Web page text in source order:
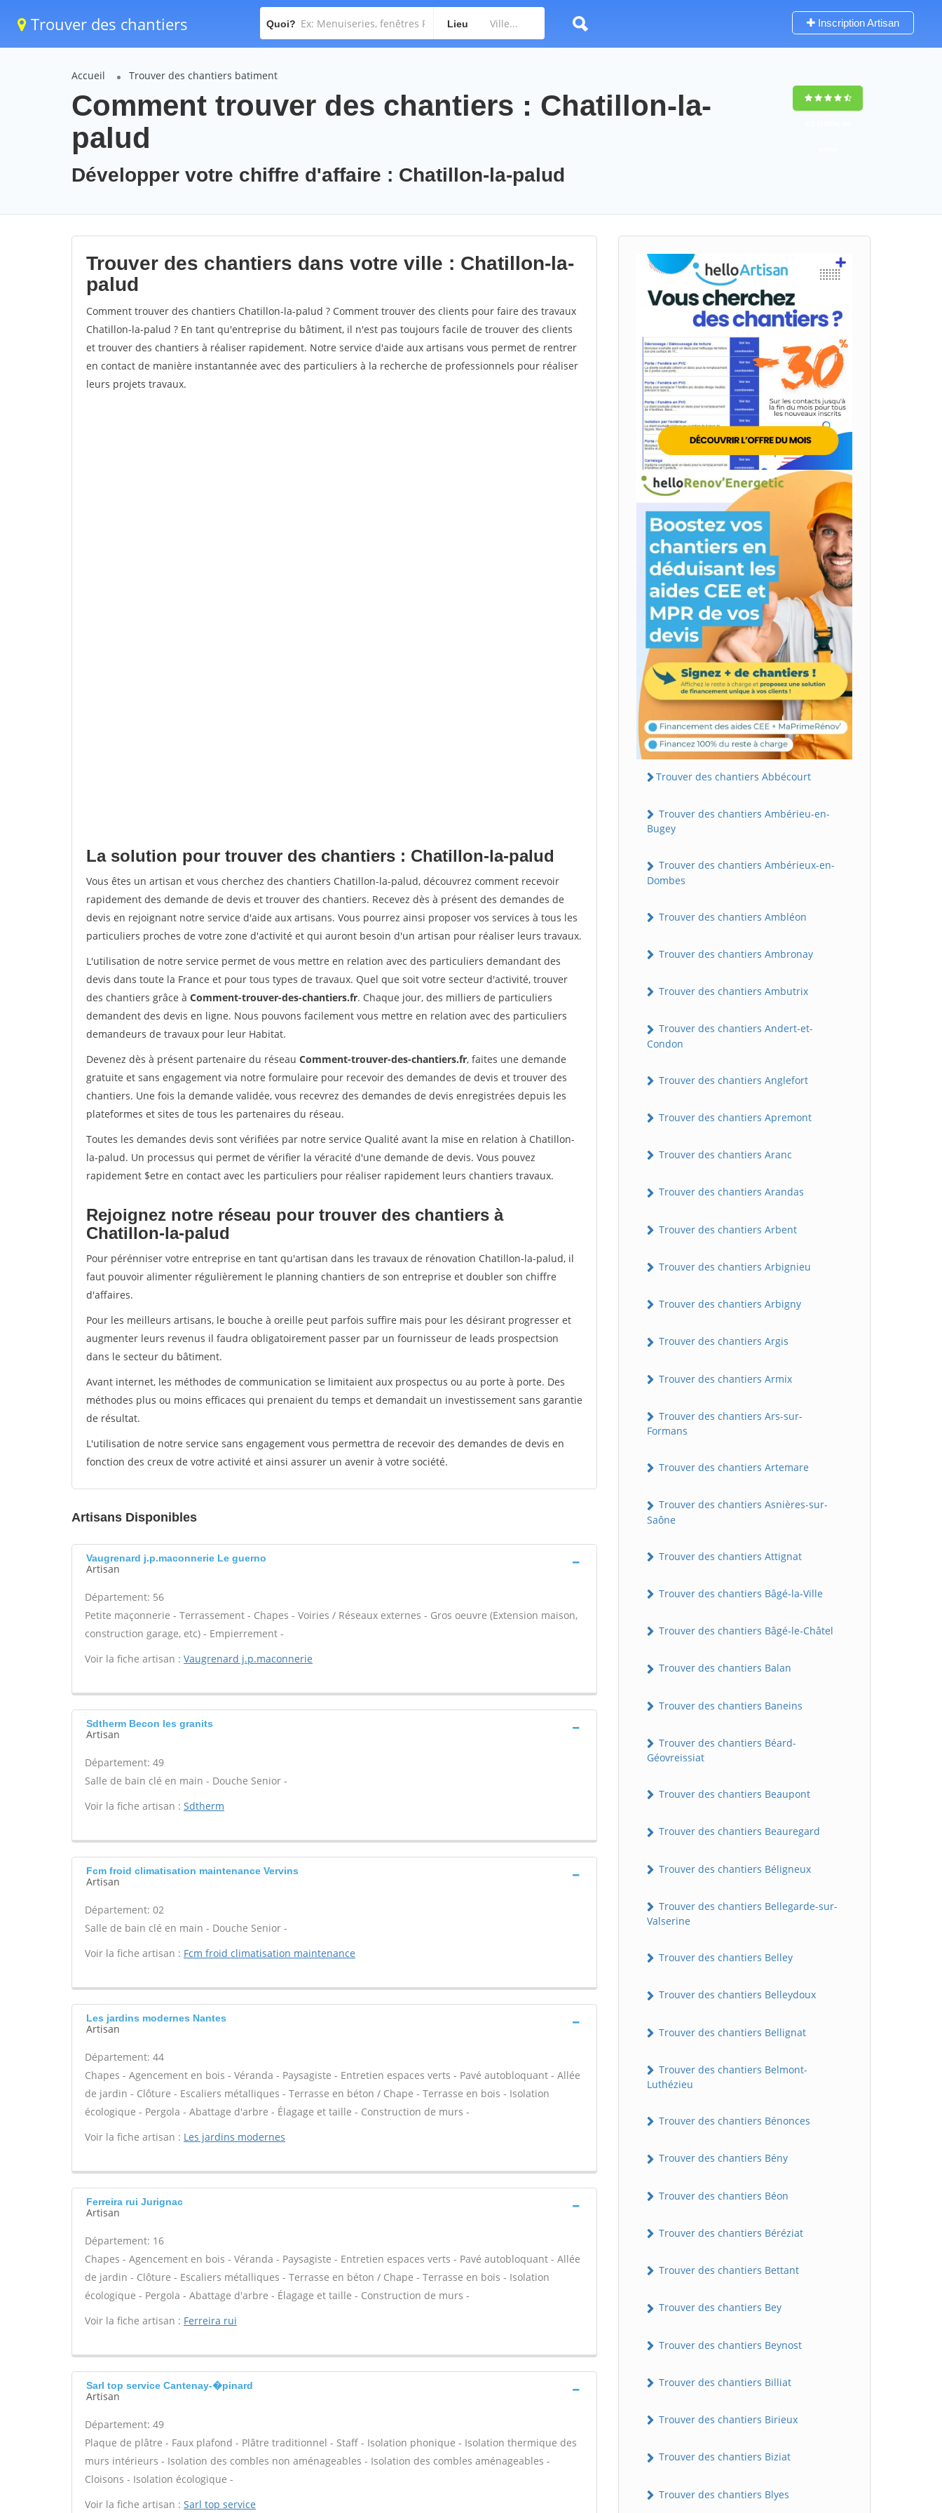
Trouver des chantiers Quoi? Lieu Inscription Artisan
Accueil Trouver des chantiers batiment
Comment trouver des chantiers : Chatillon-la-
palud
Développer votre chiffre d'affaire : Chatillon-la-palud
Trouver des chantiers dans votre ville : Chatillon-la-
palud
Comment trouver des chantiers Chatillon-la-palud ? Comment trouver des clients pour faire des travaux
Chatillon-la-palud ? En tant qu'entreprise du bâtiment, il n'est pas toujours facile de trouver des clients
et trouver des chantiers à réaliser rapidement. Notre service d'aide aux artisans vous permet de rentrer
en contact de manière instantannée avec des particuliers à la recherche de professionnels pour réaliser
leurs projets travaux.
La solution pour trouver des chantiers : Chatillon-la-palud
Vous êtes un artisan et vous cherchez des chantiers Chatillon-la-palud, découvrez comment recevoir
rapidement des demande de devis et trouver des chantiers. Recevez dès à présent des demandes de
devis en rejoignant notre service d'aide aux artisans. Vous pourrez ainsi proposer vos services à tous les
particuliers proches de votre zone d'activité et qui auront besoin d'un artisan pour réaliser leurs travaux.
L'utilisation de notre service permet de vous mettre en relation avec des particuliers demandant des
devis dans toute la France et pour tous types de travaux. Quel que soit votre secteur d'activité, trouver
des chantiers grâce à Comment-trouver-des-chantiers.fr. Chaque jour, des milliers de particuliers
demandent des devis en ligne. Nous pouvons facilement vous mettre en relation avec des particuliers
demandeurs de travaux pour leur Habitat.
Devenez dès à présent partenaire du réseau Comment-trouver-des-chantiers.fr, faites une demande
gratuite et sans engagement via notre formulaire pour recevoir des demandes de devis et trouver des
chantiers. Une fois la demande validée, vous recevrez des demandes de devis enregistrées depuis les
plateformes et sites de tous les partenaires du réseau.
Toutes les demandes devis sont vérifiées par notre service Qualité avant la mise en relation à Chatillon-
la-palud. Un processus qui permet de vérifier la véracité d'une demande de devis. Vous pouvez
rapidement $etre en contact avec les particuliers pour réaliser rapidement leurs chantiers travaux.
Rejoignez notre réseau pour trouver des chantiers à
Chatillon-la-palud
Pour pérénniser votre entreprise en tant qu'artisan dans les travaux de rénovation Chatillon-la-palud, il
faut pouvoir alimenter régulièrement le planning chantiers de son entreprise et doubler son chiffre
d'affaires.
Pour les meilleurs artisans, le bouche à oreille peut parfois suffire mais pour les désirant progresser et
augmenter leurs revenus il faudra obligatoirement passer par un fournisseur de leads prospectsion
dans le secteur du bâtiment.
Avant internet, les méthodes de communication se limitaient aux prospectus ou au porte à porte. Des
méthodes plus ou moins efficaces qui prenaient du temps et demandait un investissement sans garantie
de résultat.
L'utilisation de notre service sans engagement vous permettra de recevoir des demandes de devis en
fonction des creux de votre activité et ainsi assurer un avenir à votre société.
Artisans Disponibles
Vaugrenard j.p.maconnerie Le guerno
Artisan
Département: 56
Petite maçonnerie - Terrassement - Chapes - Voiries / Réseaux externes - Gros oeuvre (Extension maison,
construction garage, etc) - Empierrement -
Voir la fiche artisan : Vaugrenard j.p.maconnerie
Sdtherm Becon les granits
Artisan
Département: 49
Salle de bain clé en main - Douche Senior -
Voir la fiche artisan : Sdtherm
Fcm froid climatisation maintenance Vervins
Artisan
Département: 02
Salle de bain clé en main - Douche Senior -
Voir la fiche artisan : Fcm froid climatisation maintenance
Les jardins modernes Nantes
Artisan
Département: 44
Chapes - Agencement en bois - Véranda - Paysagiste - Entretien espaces verts - Pavé autobloquant - Allée
de jardin - Clôture - Escaliers métalliques - Terrasse en béton / Chape - Terrasse en bois - Isolation
écologique - Pergola - Abattage d'arbre - Élagage et taille - Construction de murs -
Voir la fiche artisan : Les jardins modernes
Ferreira rui Jurignac
Artisan
Département: 16
Chapes - Agencement en bois - Véranda - Paysagiste - Entretien espaces verts - Pavé autobloquant - Allée
de jardin - Clôture - Escaliers métalliques - Terrasse en béton / Chape - Terrasse en bois - Isolation
écologique - Pergola - Abattage d'arbre - Élagage et taille - Construction de murs -
Voir la fiche artisan : Ferreira rui
Sarl top service Cantenay-�pinard
Artisan
Département: 49
Plaque de plâtre - Faux plafond - Plâtre traditionnel - Staff - Isolation phonique - Isolation thermique des
murs intérieurs - Isolation des combles non aménageables - Isolation des combles aménageables -
Cloisons - Isolation écologique -
Voir la fiche artisan : Sarl top service
Trouver des chantiers Abbécourt
Trouver des chantiers Ambérieu-en-
Bugey
Trouver des chantiers Ambérieux-en-
Dombes
Trouver des chantiers Ambléon
Trouver des chantiers Ambronay
Trouver des chantiers Ambutrix
Trouver des chantiers Andert-et-
Condon
Trouver des chantiers Anglefort
Trouver des chantiers Apremont
Trouver des chantiers Aranc
Trouver des chantiers Arandas
Trouver des chantiers Arbent
Trouver des chantiers Arbignieu
Trouver des chantiers Arbigny
Trouver des chantiers Argis
Trouver des chantiers Armix
Trouver des chantiers Ars-sur-
Formans
Trouver des chantiers Artemare
Trouver des chantiers Asnières-sur-
Saône
Trouver des chantiers Attignat
Trouver des chantiers Bâgé-la-Ville
Trouver des chantiers Bâgé-le-Châtel
Trouver des chantiers Balan
Trouver des chantiers Baneins
Trouver des chantiers Béard-
Géovreissiat
Trouver des chantiers Beaupont
Trouver des chantiers Beauregard
Trouver des chantiers Béligneux
Trouver des chantiers Bellegarde-sur-
Valserine
Trouver des chantiers Belley
Trouver des chantiers Belleydoux
Trouver des chantiers Bellignat
Trouver des chantiers Belmont-
Luthézieu
Trouver des chantiers Bénonces
Trouver des chantiers Bény
Trouver des chantiers Béon
Trouver des chantiers Béréziat
Trouver des chantiers Bettant
Trouver des chantiers Bey
Trouver des chantiers Beynost
Trouver des chantiers Billiat
Trouver des chantiers Birieux
Trouver des chantiers Biziat
Trouver des chantiers Blyes